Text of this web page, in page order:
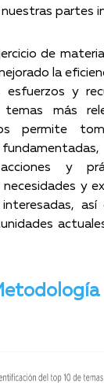
partes
de
la
esfuerzos y
más
permite
y
necesidades y
así